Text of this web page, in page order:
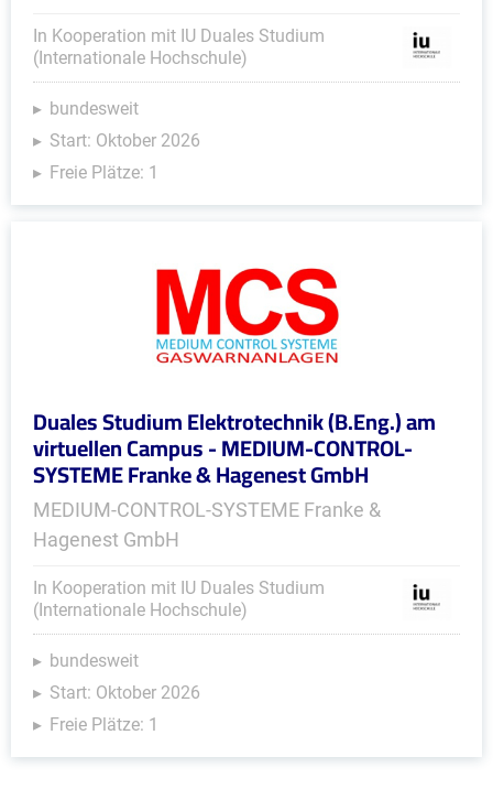
In Kooperation mit IU Duales Studium
(Internationale Hochschule)
bundesweit
Start: Oktober 2026
Freie Plätze: 1
Duales Studium Elektrotechnik (B.Eng.) am
virtuellen Campus - MEDIUM-CONTROL-
SYSTEME Franke & Hagenest GmbH
MEDIUM-CONTROL-SYSTEME Franke &
Hagenest GmbH
In Kooperation mit IU Duales Studium
(Internationale Hochschule)
bundesweit
Start: Oktober 2026
Freie Plätze: 1